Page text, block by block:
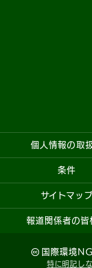
個人情報の取
条件
サイトマップ
報道関係者の皆
国際環境
特に明記し